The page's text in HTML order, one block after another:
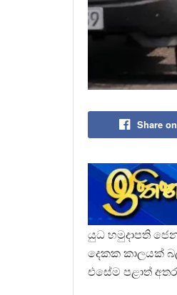
Share
යුධ හමුදාපති
දෙකක කාලයක්
එසේම පළාත්